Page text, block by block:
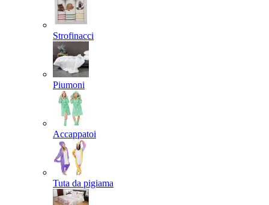
Strofinacci
Piumoni
Accappatoi
Tuta da pigiama